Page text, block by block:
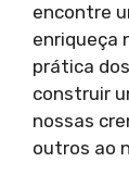
encontre
enriqueça
prática
construir
nossas
outros ao